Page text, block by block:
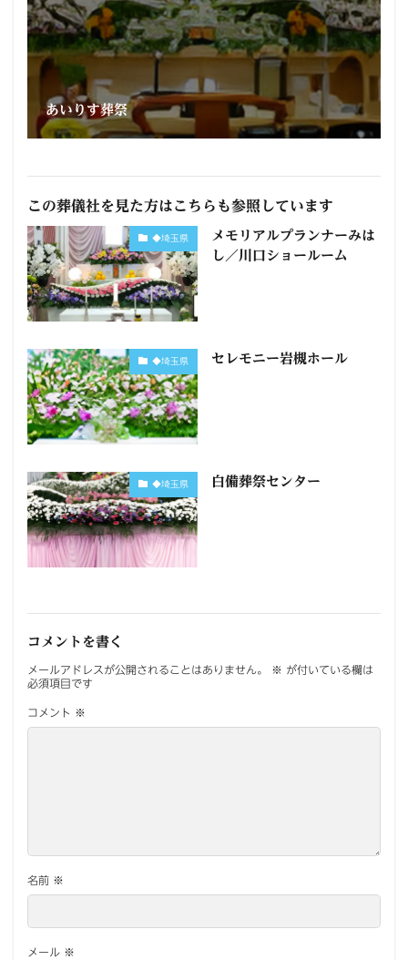
あいりす葬祭
この葬儀社を見た方はこちらも参照しています
◆埼玉県
メモリアルプランナーみは
し／川口ショールーム
◆埼玉県 セレモニー岩槻ホール
◆埼玉県 白備葬祭センター
コメントを書く
メールアドレスが公開されることはありません。 ※ が付いている欄は
必須項目です
コメント ※
名前 ※
メール ※